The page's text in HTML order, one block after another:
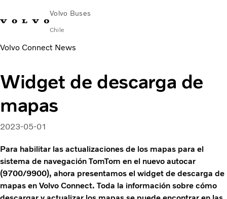
Volvo Buses
Chile
Cambiar paísContactoVolvo Connect
Ciudad e interurbano
Servicios
¿Por qué elegir Volvo?
News & Stories
Volvo Connect News
Widget de descarga de
mapas
2023-05-01
Para habilitar las actualizaciones de los mapas para el
sistema de navegación TomTom en el nuevo autocar
(9700/9900), ahora presentamos el widget de descarga de
mapas en Volvo Connect. Toda la información sobre cómo